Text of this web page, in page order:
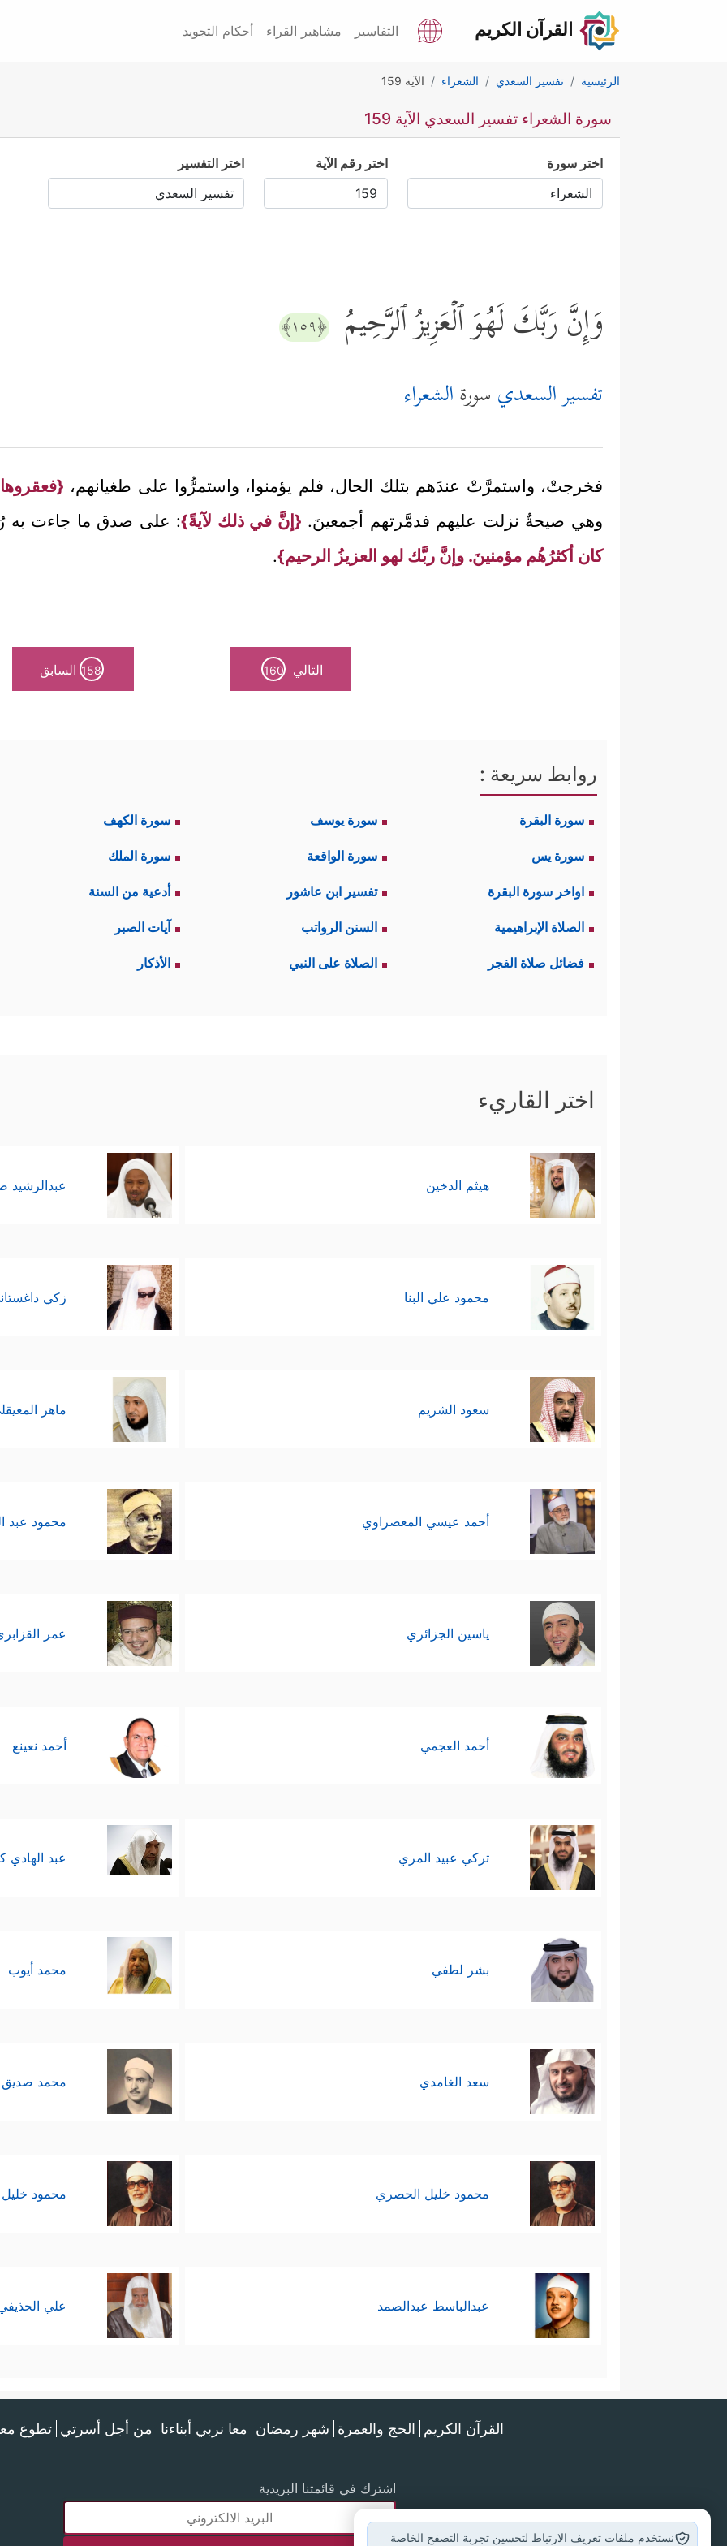
القرآن الكريم التفاسير مشاهير القراء أحكام التجويد
الرئيسية تفسير السعدي الشعراء الآية 159
سورة الشعراء تفسير السعدي الآية 159
اختر سورة اختر رقم الآية اختر التفسير
وَإِنَّ رَبَّكَ لَهُوَ ٱلۡعَزِیزُ ٱلرَّحِیمُ ﴿١٥٩﴾
تفسير السعدي سورةالشعراء
فخرجتْ، واستمرَّتْ عندَهم بتلك الحال، فلم يؤمنوا، واستمرُّوا على طغيانهم،
وهي صيحةٌ نزلت عليهم فدمَّرتهم أجمعينَ. {إنَّ في ذلك لآيةً}: على صدق ما جاءت به
كان أكثرُهُم مؤمنينَ. وإنَّ ربَّك لهو العزيزُ الرحيم}.
التالي 160
158 السابق
روابط سريعة :
سورة البقرة سورة يوسف سورة الكهف
سورة يس سورة الواقعة سورة الملك
اواخر سورة البقرة تفسير ابن عاشور أدعية من السنة
الصلاة الإبراهيمية السنن الرواتب آيات الصبر
فضائل صلاة الفجر الصلاة على النبي الأذكار
اختر القاريء
هيثم الدخين عبدالرشيد
محمود علي البنا زكي
سعود الشريم ماهر
أحمد عيسي المعصراوي محمود عبد
ياسين الجزائري عمر
أحمد العجمي أحمد نعينع
تركي عبيد المري عبد الهادي
بشر لطفي محمد أيوب
سعد الغامدي محمد صديق
محمود خليل الحصري محمود
عبدالباسط عبدالصمد علي
القرآن الكريم الحج والعمرة شهر رمضان معا نربي أبناءنا من أجل أسرتي تطوع
اشترك في قائمتنا البريدية
نستخدم ملفات تعريف الارتباط لتحسين تجربة التصفح الخاصة